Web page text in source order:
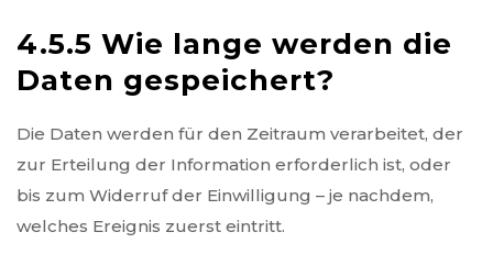
4.5.5 Wie lange werden die
Daten gespeichert?
Die Daten werden für den Zeitraum verarbeitet, der
zur Erteilung der Information erforderlich ist, oder
bis zum Widerruf der Einwilligung – je nachdem,
welches Ereignis zuerst eintritt.